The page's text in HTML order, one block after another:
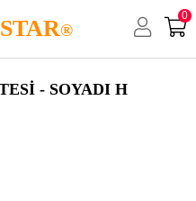
®
0
- SOYADI H